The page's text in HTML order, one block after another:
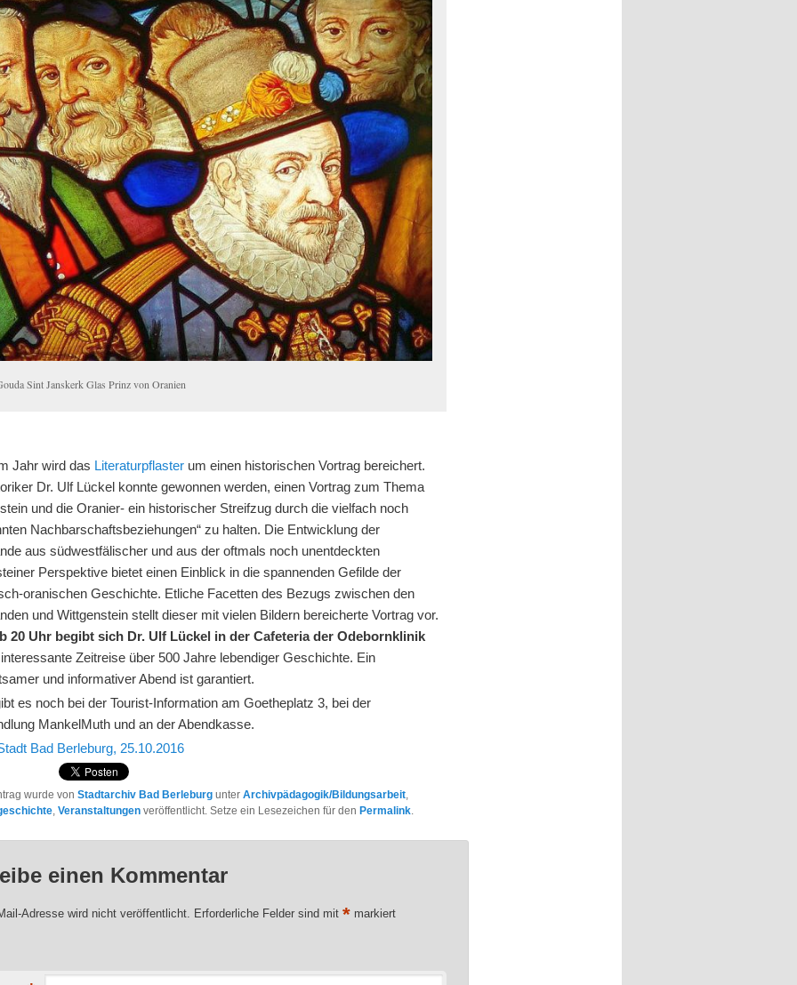
Sint Janskerk Glas Prinz von Oranien
Jahr wird das Literaturpflaster um einen historischen Vortrag bereichert.
Dr. Ulf Lückel konnte gewonnen werden, einen Vortrag zum Thema
und die Oranier- ein historischer Streifzug durch die vielfach noch
Nachbarschaftsbeziehungen“ zu halten. Die Entwicklung der
aus südwestfälischer und aus der oftmals noch unentdeckten
Perspektive bietet einen Einblick in die spannenden Gefilde der
oranischen Geschichte. Etliche Facetten des Bezugs zwischen den
und Wittgenstein stellt dieser mit vielen Bildern bereicherte Vortrag vor.
20 Uhr begibt sich Dr. Ulf Lückel in der Cafeteria der Odebornklinik
Zeitreise über 500 Jahre lebendiger Geschichte. Ein
und informativer Abend ist garantiert.
es noch bei der Tourist-Information am Goetheplatz 3, bei der
MankelMuth und an der Abendkasse.
Bad Berleburg, 25.10.2016
wurde vonStadtarchiv Bad Berleburg unterArchivpädagogik/Bildungsarbeit
,Veranstaltungen veröffentlicht. Setze ein Lesezeichen für denPermalink
einen Kommentar
Adresse wird nicht veröffentlicht. Erforderliche Felder sind mit* markiert